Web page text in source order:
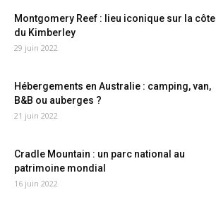
Montgomery Reef : lieu iconique sur la côte
du Kimberley
29 juin 2022
Hébergements en Australie : camping, van,
B&B ou auberges ?
21 juin 2022
Cradle Mountain : un parc national au
patrimoine mondial
16 juin 2022